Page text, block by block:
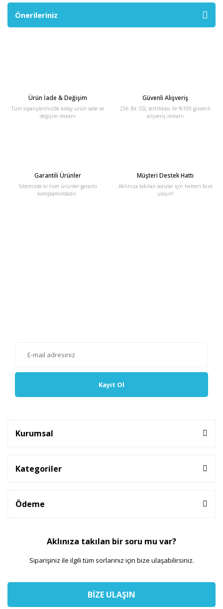
Önerileriniz
Ürün İade & Değişim
Tüm siparişlerinizde kolay ürün iade ve
değişim imkanı
Güvenli Alışveriş
256 Bit SSL sertifikası ile %100 güvenli
alışveriş imkanı
Garantili Ürünler
Sitemizde ki tüm ürünler garanti
kampsamındadır.
Müşteri Destek Hattı
Aklınıza takılan sorular için hemen bize
ulaşın!
Kayıt Ol
Kurumsal
Kategoriler
Ödeme
Aklınıza takılan bir soru mu var?
Siparişiniz ile ilgili tüm sorlarınız için bize ulaşabilirsiniz.
BİZE ULAŞIN